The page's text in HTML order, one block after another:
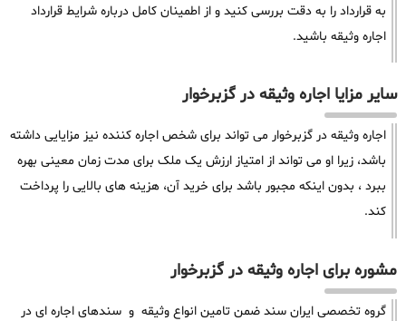
به قرارداد را به دقت بررسی کنید و از اطمینان کامل درباره شرایط قرارداد
اجاره وثیقه باشید.
سایر مزایا اجاره وثیقه در گزبرخوار
اجاره وثیقه در گزبرخوار می تواند برای شخص اجاره کننده نیز مزایایی داشته
باشد، زیرا او می تواند از امتیاز ارزش یک ملک برای مدت زمان معینی بهره
ببرد ، بدون اینکه مجبور باشد برای خرید آن، هزینه های بالایی را پرداخت
کند.
مشوره برای اجاره وثیقه در گزبرخوار
گروه تخصصی ایران سند ضمن تامین انواع وثیقه و سندهای اجاره ای در